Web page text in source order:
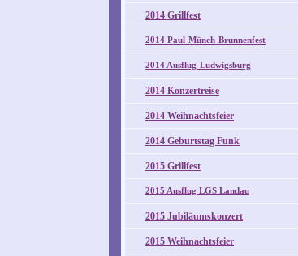
2014 Grillfest
2014 Paul-Münch-Brunnenfest
2014 Ausflug-Ludwigsburg
2014 Konzertreise
2014 Weihnachtsfeier
2014 Geburtstag Funk
2015 Grillfest
2015 Ausflug LGS Landau
2015 Jubiläumskonzert
2015 Weihnachtsfeier